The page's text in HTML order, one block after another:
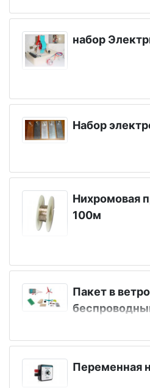
набор
Набор
Нихромовая
100м
Пакет в
Переменная